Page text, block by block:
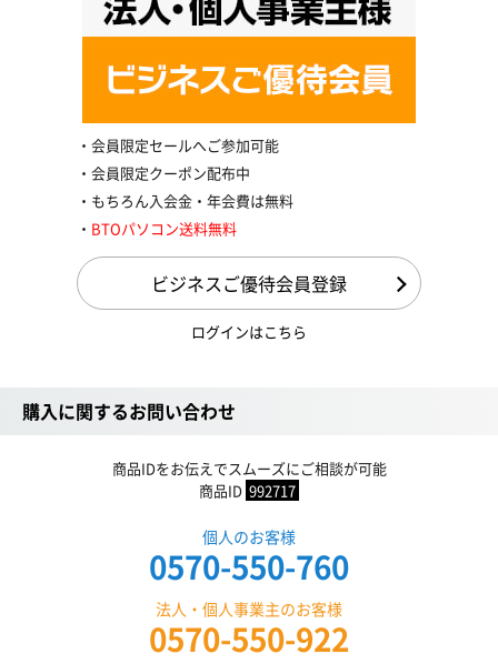
会員限定セールへご参加可能
会員限定クーポン配布中
もちろん入会金・年会費は無料
BTOパソコン送料無料
ビジネスご優待会員登録
ログインはこちら
購入に関するお問い合わせ
商品IDをお伝えでスムーズにご相談が可能
商品ID 992717
個人のお客様
0570-550-760
法人・個人事業主のお客様
0570-550-922